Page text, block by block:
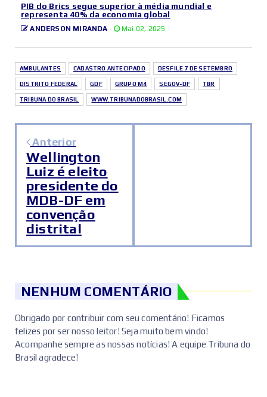
PIB do Brics segue superior à média mundial e
representa 40% da economia global
ANDERSON MIRANDA Mai 02, 2025
AMBULANTES CADASTRO ANTECIPADO DESFILE 7 DE SETEMBRO
DISTRITO FEDERAL GDF GRUPO M4 SEGOV-DF TBR
TRIBUNA DO BRASIL WWW.TRIBUNADOBRASIL.COM
Anterior
Wellington
Luiz é eleito
presidente do
MDB-DF em
convenção
distrital
NENHUM COMENTÁRIO
Obrigado por contribuir com seu comentário! Ficamos
felizes por ser nosso leitor! Seja muito bem vindo!
Acompanhe sempre as nossas notícias! A equipe Tribuna do
Brasil agradece!